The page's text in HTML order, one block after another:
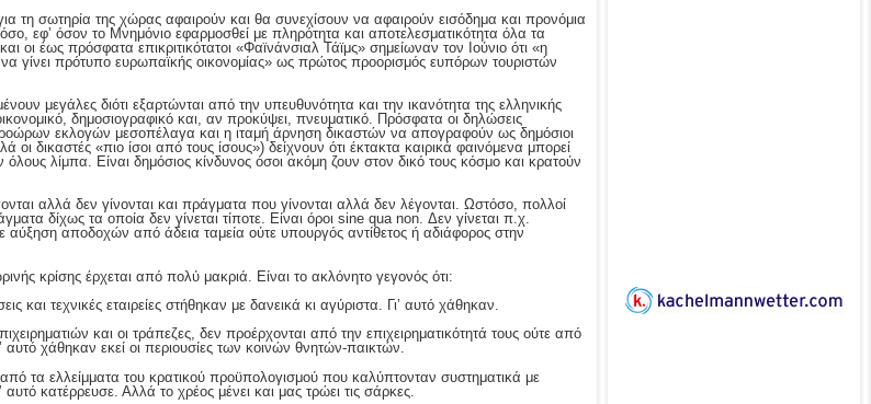
τη σωτηρία της χώρας αφαιρούν και θα συνεχίσουν να αφαιρούν εισόδημα και προνόμια
εφ’ όσον το Μνημόνιο εφαρμοσθεί με πληρότητα και αποτελεσματικότητα όλα τα
έως πρόσφατα επικριτικότατοι «Φαϊνάνσιαλ Τάϊμς» σημείωναν τον Ιούνιο ότι «η
γίνει πρότυπο ευρωπαϊκής οικονομίας» ως πρώτος προορισμός ευπόρων τουριστών
μεγάλες διότι εξαρτώνται από την υπευθυνότητα και την ικανότητα της ελληνικής
δημοσιογραφικό και, αν προκύψει, πνευματικό. Πρόσφατα οι δηλώσεις
εκλογών μεσοπέλαγα και η ιταμή άρνηση δικαστών να απογραφούν ως δημόσιοι
οι δικαστές «πιο ίσοι από τους ίσους») δείχνουν ότι έκτακτα καιρικά φαινόμενα μπορεί
λίμπα. Είναι δημόσιος κίνδυνος όσοι ακόμη ζουν στον δικό τους κόσμο και κρατούν
αλλά δεν γίνονται και πράγματα που γίνονται αλλά δεν λέγονται. Ωστόσο, πολλοί
δίχως τα οποία δεν γίνεται τίποτε. Είναι όροι sine qua non. Δεν γίνεται π.χ.
αποδοχών από άδεια ταμεία ούτε υπουργός αντίθετος ή αδιάφορος στην
κρίσης έρχεται από πολύ μακριά. Είναι το ακλόνητο γεγονός ότι:
και τεχνικές εταιρείες στήθηκαν με δανεικά κι αγύριστα. Γι’ αυτό χάθηκαν.
και οι τράπεζες, δεν προέρχονται από την επιχειρηματικότητά τους ούτε από
χάθηκαν εκεί οι περιουσίες των κοινών θνητών-παικτών.
τα ελλείμματα του κρατικού προϋπολογισμού που καλύπτονταν συστηματικά με
κατέρρευσε. Αλλά το χρέος μένει και μας τρώει τις σάρκες.